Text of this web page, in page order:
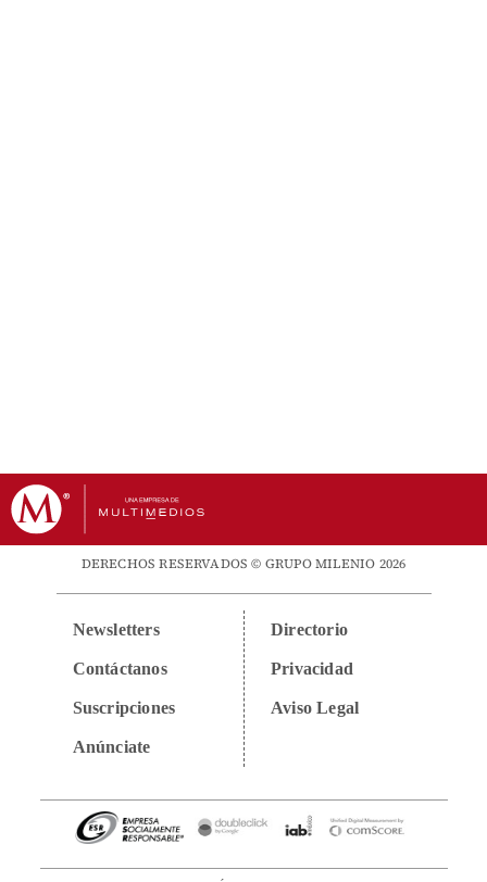
DERECHOS RESERVADOS © GRUPO MILENIO 2026
Newsletters
Contáctanos
Suscripciones
Anúnciate
Directorio
Privacidad
Aviso Legal